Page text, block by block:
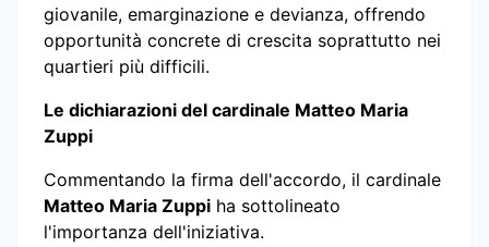
giovanile, emarginazione e devianza, offrendo
opportunità concrete di crescita soprattutto nei
quartieri più difficili.
Le dichiarazioni del cardinale Matteo Maria
Zuppi
Commentando la firma dell'accordo, il cardinale
Matteo Maria Zuppi ha sottolineato
l'importanza dell'iniziativa.